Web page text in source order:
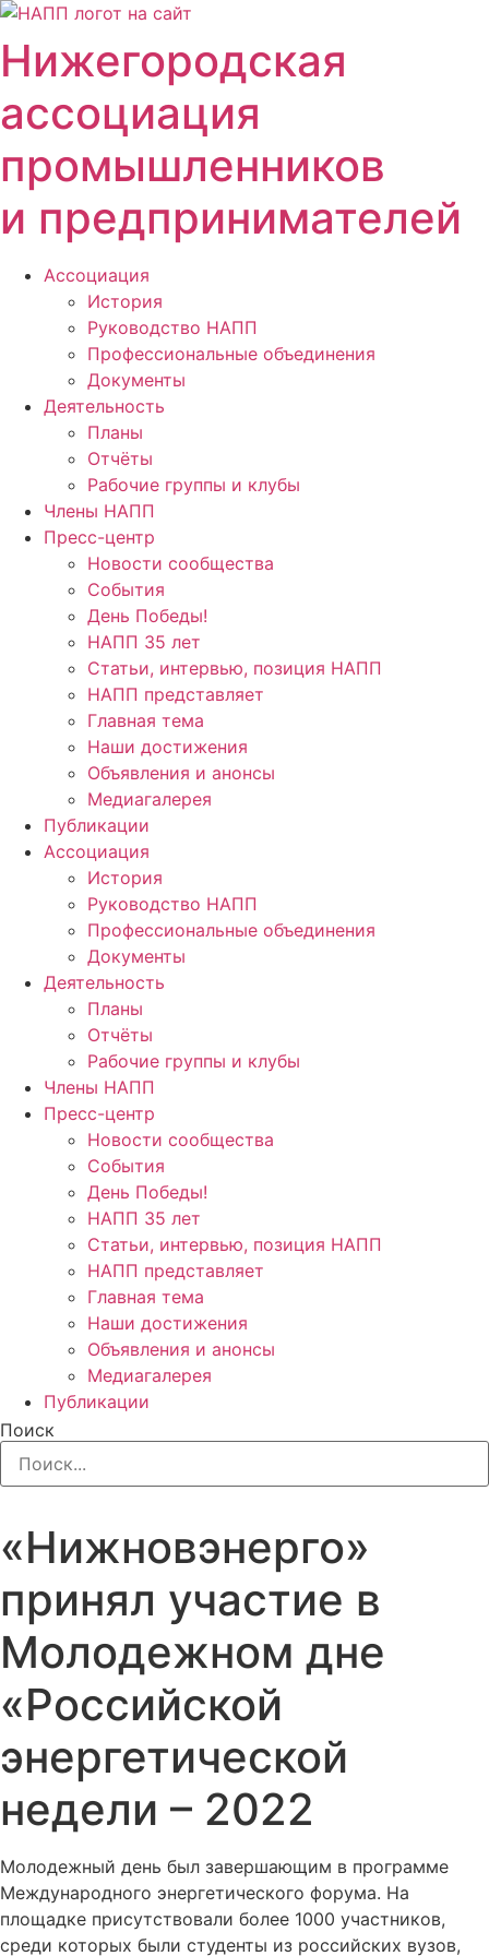
Перейти
содержимому
Нижегородская
ассоциация
промышленников
и предпринимателей
Ассоциация
История
Руководство НАПП
Профессиональные объединения
Документы
Деятельность
Планы
Отчёты
Рабочие группы и клубы
Члены НАПП
Пресс-центр
Новости сообщества
События
День Победы!
НАПП 35 лет
Статьи, интервью, позиция НАПП
НАПП представляет
Главная тема
Наши достижения
Объявления и анонсы
Медиагалерея
Публикации
Ассоциация
История
Руководство НАПП
Профессиональные объединения
Документы
Деятельность
Планы
Отчёты
Рабочие группы и клубы
Члены НАПП
Пресс-центр
Новости сообщества
События
День Победы!
НАПП 35 лет
Статьи, интервью, позиция НАПП
НАПП представляет
Главная тема
Наши достижения
Объявления и анонсы
Медиагалерея
Публикации
Поиск
«Нижновэнерго»
принял участие в
Молодежном дне
«Российской
энергетической
недели – 2022
Молодежный день был завершающим в программе
Международного энергетического форума. На
площадке присутствовали более 1000 участников,
среди которых были студенты из российских вузов,